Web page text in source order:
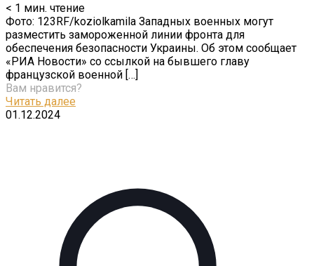
< 1 мин. чтение
Фото: 123RF/koziolkamila Западных военных могут
разместить замороженной линии фронта для
обеспечения безопасности Украины. Об этом сообщает
«РИА Новости» со ссылкой на бывшего главу
французской военной […]
Вам нравится?
Читать далее
01.12.2024